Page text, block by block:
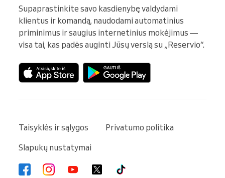
Supaprastinkite savo kasdienybę valdydami
klientus ir komandą, naudodami automatinius
priminimus ir saugius internetinius mokėjimus —
visa tai, kas padės auginti Jūsų verslą su „Reservio“.
Taisyklės ir sąlygos
Privatumo politika
Slapukų nustatymai